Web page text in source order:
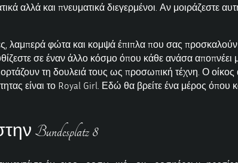
αλλά και πνευματικά διεγερμένοι. Αν μοιράζεστε
λαμπερά φώτα και κομψά έπιπλα που σας
σε έναν άλλο κόσμο όπου κάθε ανάσα αποπνέει
τη δουλειά τους ως προσωπική τέχνη. Ο
είναι το Royal Girl. Εδώ θα βρείτε ένα μέρος όπου
Bundesplatz 8